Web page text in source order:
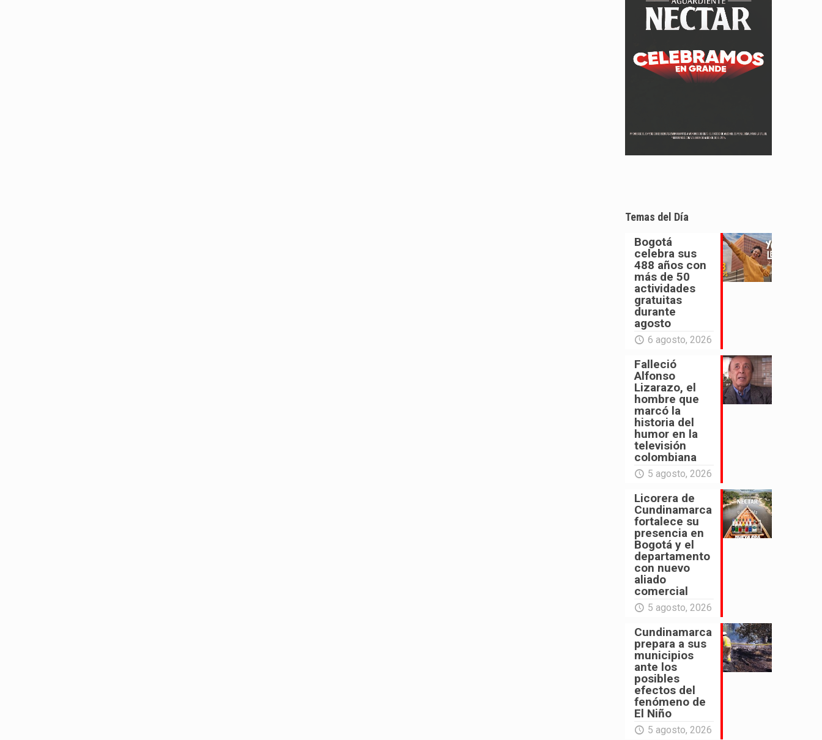
Temas del Día
Bogotá
celebra sus
488 años con
más de 50
actividades
gratuitas
durante
agosto
6 agosto, 2026
Falleció
Alfonso
Lizarazo, el
hombre que
marcó la
historia del
humor en la
televisión
colombiana
5 agosto, 2026
Licorera de
Cundinamarca
fortalece su
presencia en
Bogotá y el
departamento
con nuevo
aliado
comercial
5 agosto, 2026
Cundinamarca
prepara a sus
municipios
ante los
posibles
efectos del
fenómeno de
El Niño
5 agosto, 2026